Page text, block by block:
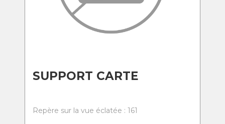
SUPPORT CARTE
Repère sur la vue éclatée : 161